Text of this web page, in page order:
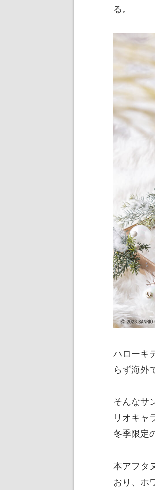
る。
ハローキ
らず海外
そんなサ
リオキャ
冬季限定
本アフタ
おり、ホ